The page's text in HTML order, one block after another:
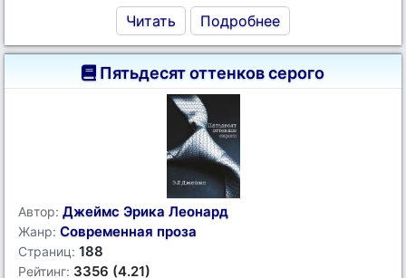
Читать Подробнее
Пятьдесят оттенков серого
Автор: Джеймс Эрика Леонард
Жанр: Современная проза
Страниц: 188
Рейтинг: 3356 (4.21)